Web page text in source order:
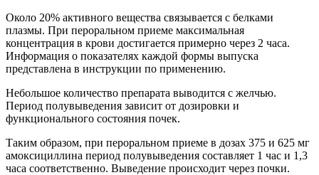
Около 20% активного вещества связывается с белками
плазмы. При пероральном приеме максимальная
концентрация в крови достигается примерно через 2 часа.
Информация о показателях каждой формы выпуска
представлена в инструкции по применению.
Небольшое количество препарата выводится с желчью.
Период полувыведения зависит от дозировки и
функционального состояния почек.
Таким образом, при пероральном приеме в дозах 375 и 625 мг
амоксициллина период полувыведения составляет 1 час и 1,3
часа соответственно. Выведение происходит через почки.